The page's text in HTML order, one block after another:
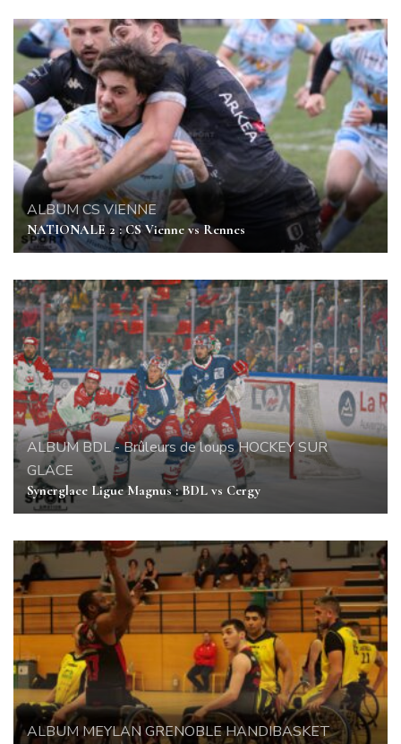
ALBUMCS VIENNE
NATIONALE 2 : CS Vienne vs Rennes
ALBUM BDL - Brûleurs de loupsHOCKEY SUR
GLACE
Synerglace Ligue Magnus : BDL vs Cergy
ALBUMMEYLAN GRENOBLE HANDIBASKET